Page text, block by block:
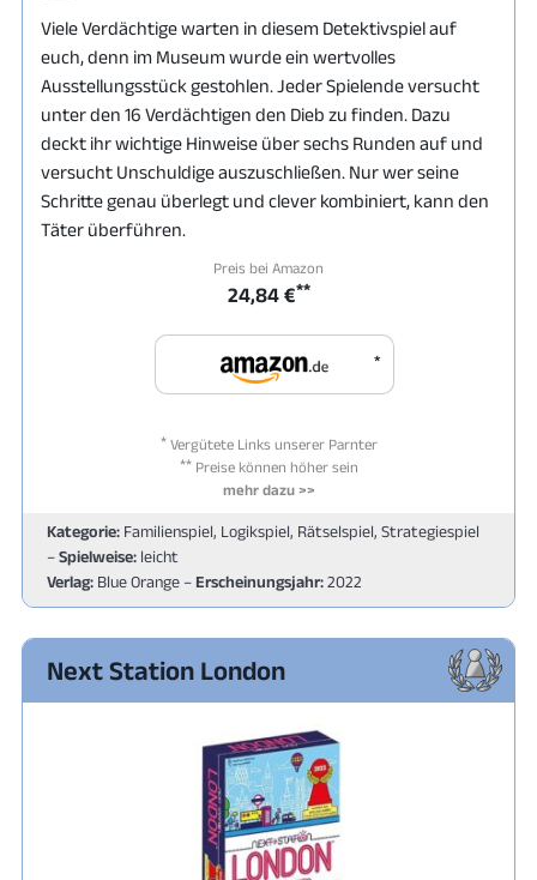
Viele Verdächtige warten in diesem Detektivspiel auf
euch, denn im Museum wurde ein wertvolles
Ausstellungsstück gestohlen. Jeder Spielende versucht
unter den 16 Verdächtigen den Dieb zu finden. Dazu
deckt ihr wichtige Hinweise über sechs Runden auf und
versucht Unschuldige auszuschließen. Nur wer seine
Schritte genau überlegt und clever kombiniert, kann den
Täter überführen.
Preis bei Amazon
24,84 €**
*
*Vergütete Links unserer Parnter
**Preise können höher sein
mehr dazu >>
Kategorie: Familienspiel, Logikspiel, Rätselspiel, Strategiespiel
–Spielweise: leicht
Verlag: Blue Orange – Erscheinungsjahr:2022
Next Station London